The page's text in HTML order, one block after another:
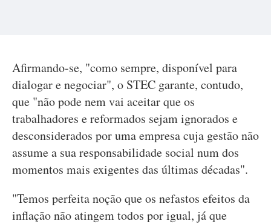
Afirmando-se, "como sempre, disponível para
dialogar e negociar", o STEC garante, contudo,
que "não pode nem vai aceitar que os
trabalhadores e reformados sejam ignorados e
desconsiderados por uma empresa cuja gestão não
assume a sua responsabilidade social num dos
momentos mais exigentes das últimas décadas".
"Temos perfeita noção que os nefastos efeitos da
inflação não atingem todos por igual, já que